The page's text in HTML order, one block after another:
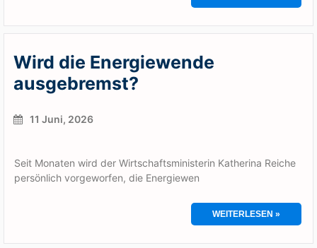
Wird die Energiewende
ausgebremst?
11 Juni, 2026
Seit Monaten wird der Wirtschaftsministerin Katherina Reiche
persönlich vorgeworfen, die Energiewen
WEITERLESEN »